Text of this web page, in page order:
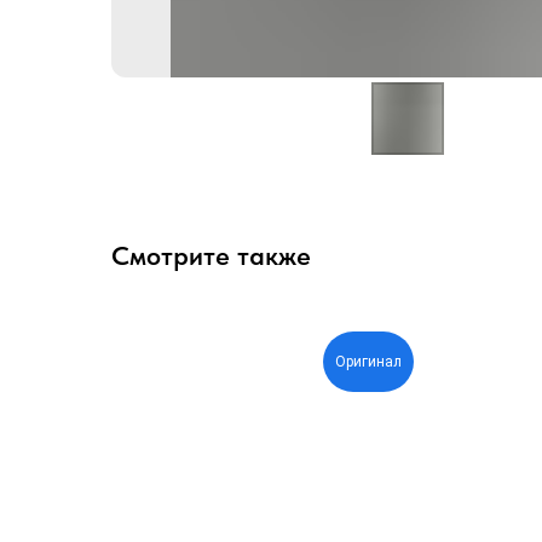
Смотрите также
Оригинал